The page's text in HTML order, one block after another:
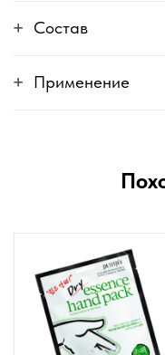
Состав
Применение